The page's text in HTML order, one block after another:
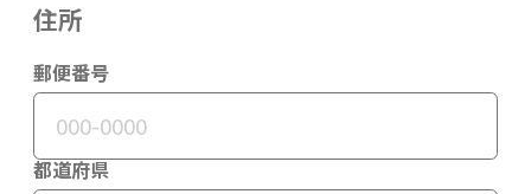
住所
郵便番号
都道府県